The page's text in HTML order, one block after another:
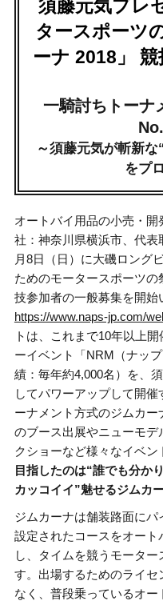
須藤元気プレ
タースポーツ
ーナ 2018」
一騎討ちトーナ
～須藤元気が斬新
をプ
オートバイ用品の小売・
社：神奈川県横浜市、代表
月8日（日）に大磯ロング
ためのモータースポーツ
技参加者の一般募集を開始
https://www.naps-jp.com/
トは、これまで10年以上
ーイベント「NRM（ナッ
績：毎年約4,000名）を、
してパワーアップして開
ーナメント方式のジムカ
のブース出展やニューモ
クショーなど様々なイベン
目指したのは“誰でも分か
カッコイイ”魅せるジムカ
ジムカーナは舗装路面にパ
設定されたコースをオート
し、タイムを競うモーター
す。出場するためのライセ
なく、普段乗っているオー